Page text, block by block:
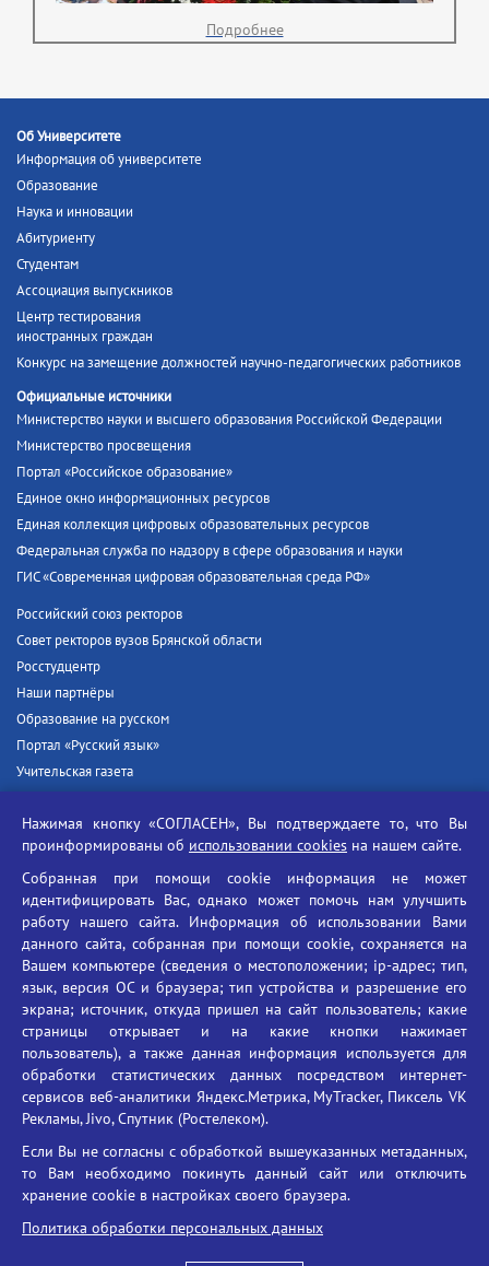
Подробнее
Об Университете
Информация об университете
Образование
Наука и инновации
Абитуриенту
Студентам
Ассоциация выпускников
Центр тестирования
иностранных граждан
Конкурс на замещение должностей научно-педагогических работников
Официальные источники
Министерство науки и высшего образования Российской Федерации
Министерство просвещения
Портал «Российское образование»
Единое окно информационных ресурсов
Единая коллекция цифровых образовательных ресурсов
Федеральная служба по надзору в сфере образования и науки
ГИС «Современная цифровая образовательная среда РФ»
Российский союз ректоров
Совет ректоров вузов Брянской области
Росстудцентр
Наши партнёры
Образование на русском
Портал «Русский язык»
Учительская газета
Единый портал государственных услуг
Противодействие угрозам информационной безопасности
Социальные ролики - Генеральная прокуратура РФ
Противодействие коррупции
БГУ против наркотиков
Брянский государственный университет
имени академика И.Г. Петровского
Время работы: пн-пт 09:00-18:00
Телефон: +7(4832)58-90-85
Нажимая кнопку «СОГЛАСЕН», Вы подтверждаете то, что Вы
проинформированы об использовании cookies на нашем сайте.
Собранная при помощи cookie информация не может
идентифицировать Вас, однако может помочь нам улучшить
работу нашего сайта. Информация об использовании Вами
данного сайта, собранная при помощи cookie, сохраняется на
Вашем компьютере (сведения о местоположении; ip-адрес; тип,
язык, версия ОС и браузера; тип устройства и разрешение его
экрана; источник, откуда пришел на сайт пользователь; какие
страницы открывает и на какие кнопки нажимает
пользователь), а также данная информация используется для
обработки статистических данных посредством интернет-
сервисов веб-аналитики Яндекс.Метрика, MyTracker, Пиксель VK
Рекламы, Jivo, Спутник (Ростелеком).
Если Вы не согласны с обработкой вышеуказанных метаданных,
то Вам необходимо покинуть данный сайт или отключить
хранение cookie в настройках своего браузера.
Политика обработки персональных данных